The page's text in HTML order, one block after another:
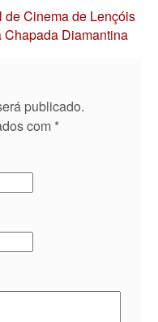
Cinema de Lençóis
Diamantina
publicado.
com *